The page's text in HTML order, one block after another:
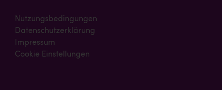
Nutzungsbedingungen
Datenschutzerklärung
Impressum
Cookie Einstellungen